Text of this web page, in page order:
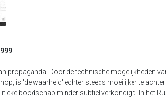
propaganda. Door de technische mogelijkheden
is 'de waarheid' echter steeds moeilijker te
boodschap minder subtiel verkondigd. In het